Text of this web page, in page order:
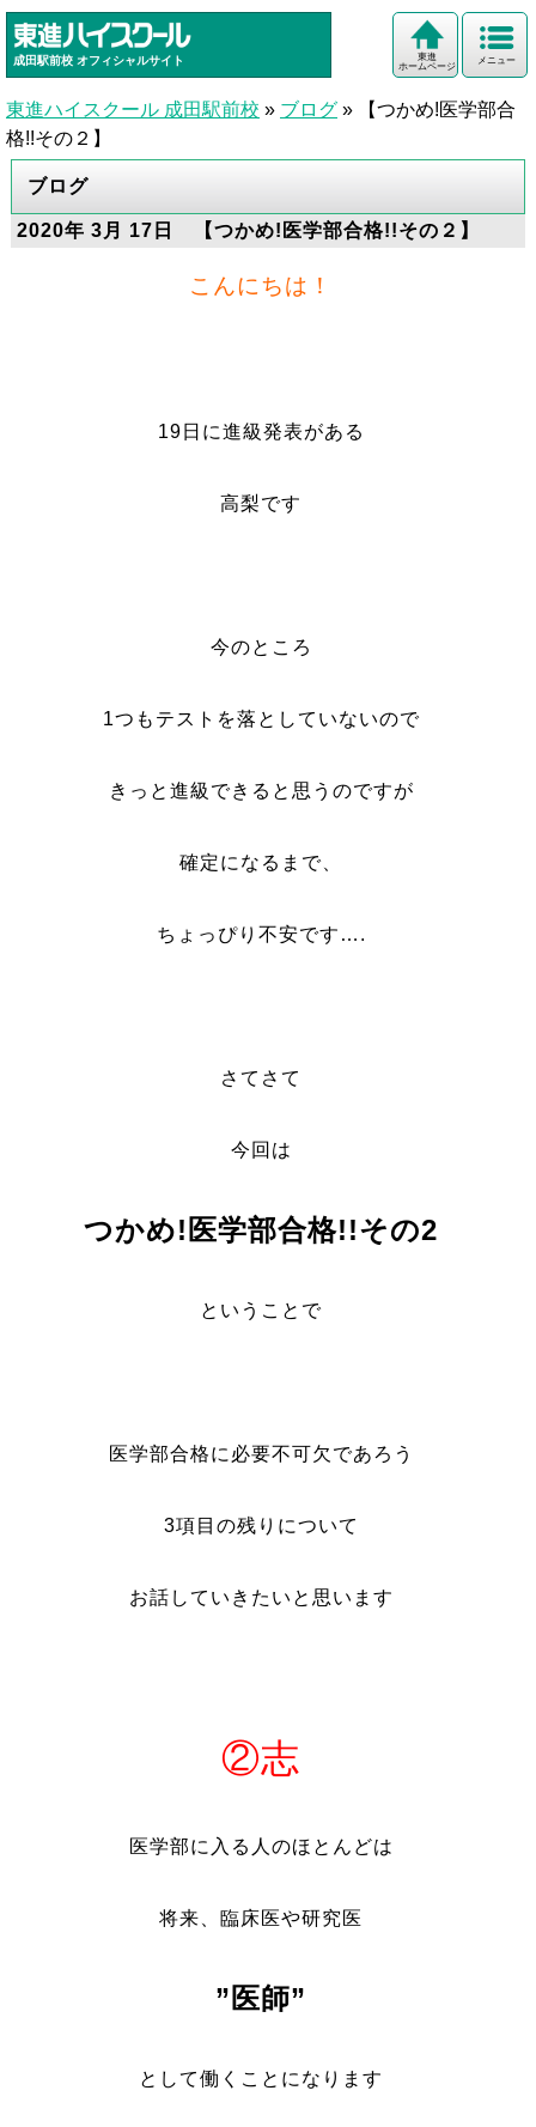
成田駅前校 オフィシャルサイト メニュー
東進
ホームページ
東進ハイスクール 成田駅前校 » ブログ »
【つかめ!医学部合
格!!その２】
ブログ
2020年 3月 17日 【つかめ!医学部合格!!その２】
こんにちは！
19日に進級発表がある
高梨です
今のところ
1つもテストを落としていないので
きっと進級できると思うのですが
確定になるまで、
ちょっぴり不安です….
さてさて
今回は
つかめ!医学部合格!!その2
ということで
医学部合格に必要不可欠であろう
3項目の残りについて
お話していきたいと思います
②志
医学部に入る人のほとんどは
将来、臨床医や研究医
”医師”
として働くことになります